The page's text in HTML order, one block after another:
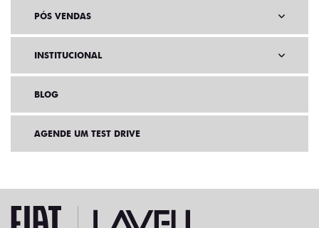
PÓS VENDAS
INSTITUCIONAL
BLOG
AGENDE UM TEST DRIVE